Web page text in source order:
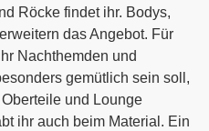
Röcke findet ihr. Bodys,
das Angebot. Für
Nachthemden und
gemütlich sein soll,
und Lounge
ihr auch beim Material. Ein